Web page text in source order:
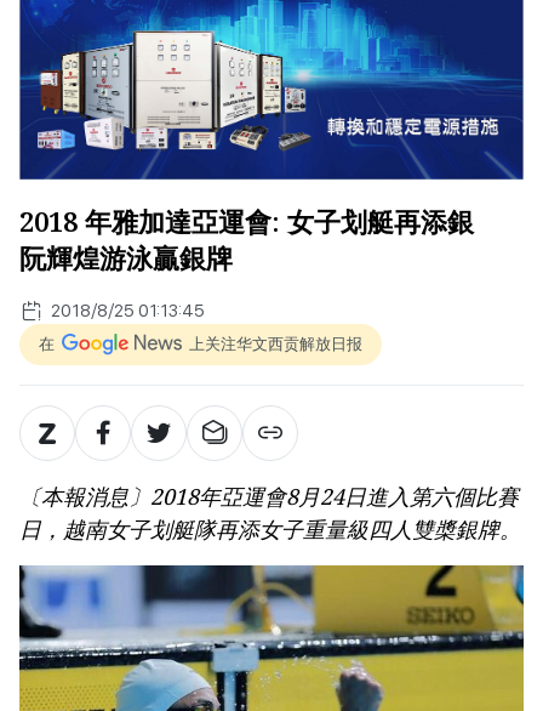
2018 年雅加達亞運會: 女子划艇再添銀
阮輝煌游泳贏銀牌
2018/8/25 01:13:45
在 上关注华文西贡解放日报
〔本報消息〕2018年亞運會8月24日進入第六個比賽
日，越南女子划艇隊再添女子重量級四人雙槳銀牌。